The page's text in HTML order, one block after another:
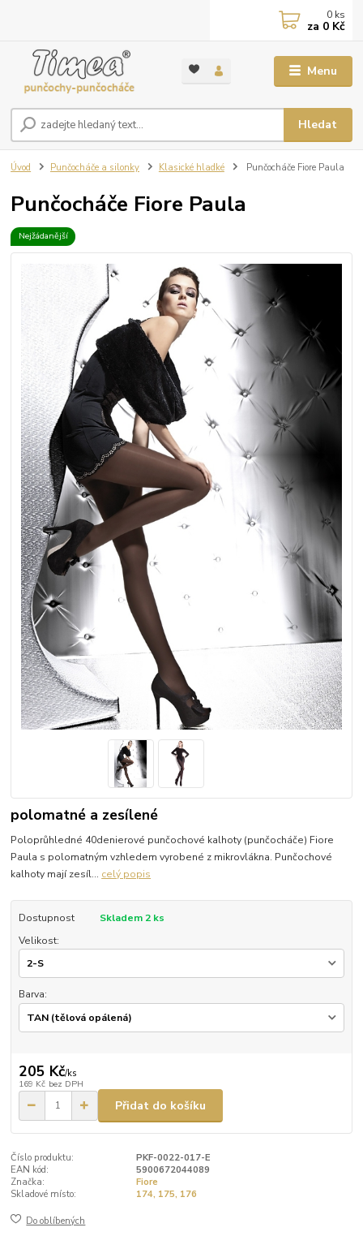
Menu
Hledat
0 ks
za 0 Kč
Úvod Punčocháče a silonky Klasické hladké Punčocháče Fiore Paula
Punčocháče Fiore Paula
Nejžádanější
polomatné a zesílené
Poloprůhledné 40denierové punčochové kalhoty (punčocháče) Fiore
Paula s polomatným vzhledem vyrobené z mikrovlákna. Punčochové
kalhoty mají zesíl... celý popis
Dostupnost
Skladem 2 ks
Velikost:
Barva:
205 Kč/ks
169 Kč bez DPH
Přidat do košíku
Číslo produktu:
PKF-0022-017-E
EAN kód:
5900672044089
Značka:
Fiore
Skladové místo:
174, 175, 176
Do oblíbených